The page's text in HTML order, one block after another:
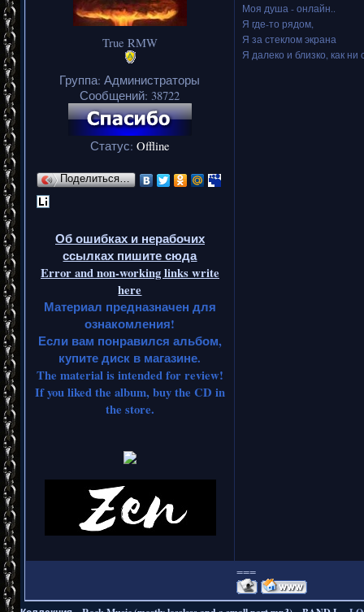
True RMW
Группа: Администраторы
Сообщений: 38722
Статус: Offline
Поделиться…
Об ошибках и нерабочих
ссылках пишите сюда
Error and non-working links write
here
Материал предназначен для
ознакомления!
Если вам понравился альбом,
купите диск в магазине.
The material is intended for review!
If you liked the album, buy the CD in
the store.
Моя душа - онлайн..
Я где-то рядом,
Я за стеклом экрана
Я далеко и близко, как ни
===